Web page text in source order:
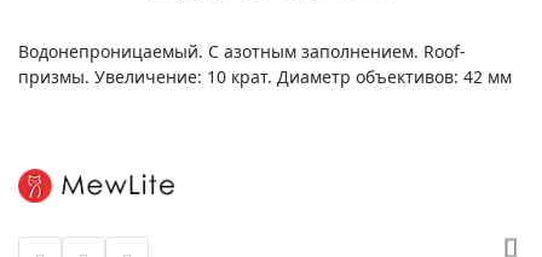
Водонепроницаемый. С азотным заполнением. Roof-
призмы. Увеличение: 10 крат. Диаметр объективов: 42 мм